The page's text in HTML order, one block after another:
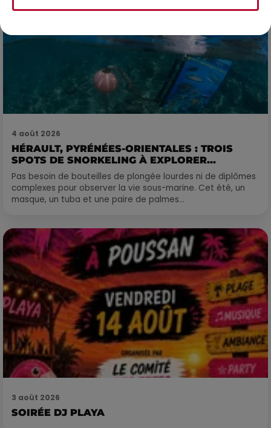
4 août 2026
HÉRAULT, PYRÉNÉES-ORIENTALES : TROIS
SPOTS DE SNORKELING À EXPLORER...
Pas besoin de bouteilles de plongée lourdes ni de diplômes
complexes pour observer la vie sous-marine. Cet été, un
masque, un tuba et une paire de palmes...
3 août 2026
SOIRÉE DJ PLAYA